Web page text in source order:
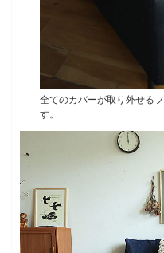
全てのカバーが取り外せる
す。